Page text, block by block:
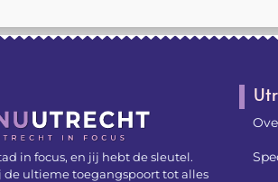
in focus, en jij hebt de sleutel.
de ultieme toegangspoort tot alles